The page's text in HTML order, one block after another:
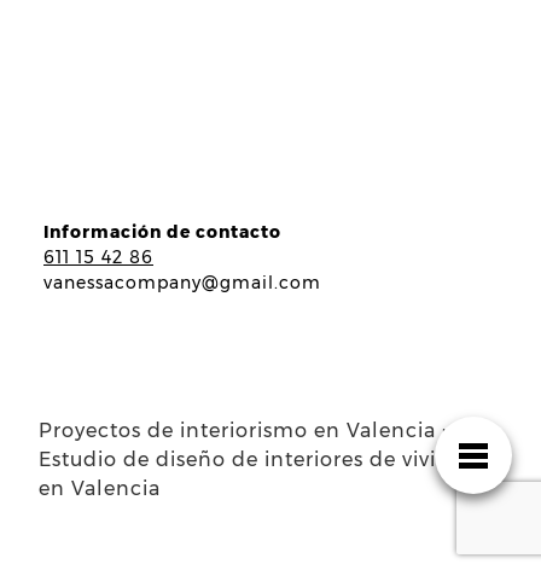
Información de contacto
611 15 42 86
vanessacompany@gmail.com
Proyectos de interiorismo en Valencia ·
Estudio de diseño de interiores de viviendas
en Valencia